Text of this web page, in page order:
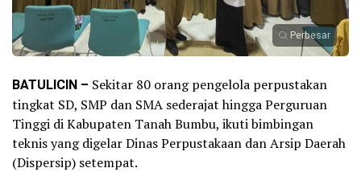
Perbesar
BATULICIN – Sekitar 80 orang pengelola perpustakan
tingkat SD, SMP dan SMA sederajat hingga Perguruan
Tinggi di Kabupaten Tanah Bumbu, ikuti bimbingan
teknis yang digelar Dinas Perpustakaan dan Arsip Daerah
(Dispersip) setempat.